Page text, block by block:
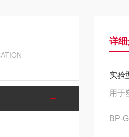
详
实验
用于
BP-